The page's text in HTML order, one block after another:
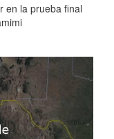
en la prueba final